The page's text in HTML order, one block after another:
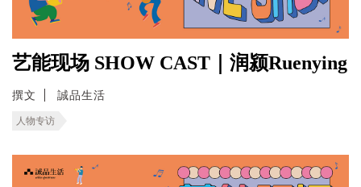
艺能现场 SHOW CAST｜润颍Ruenying
撰文 誠品生活
人物专访